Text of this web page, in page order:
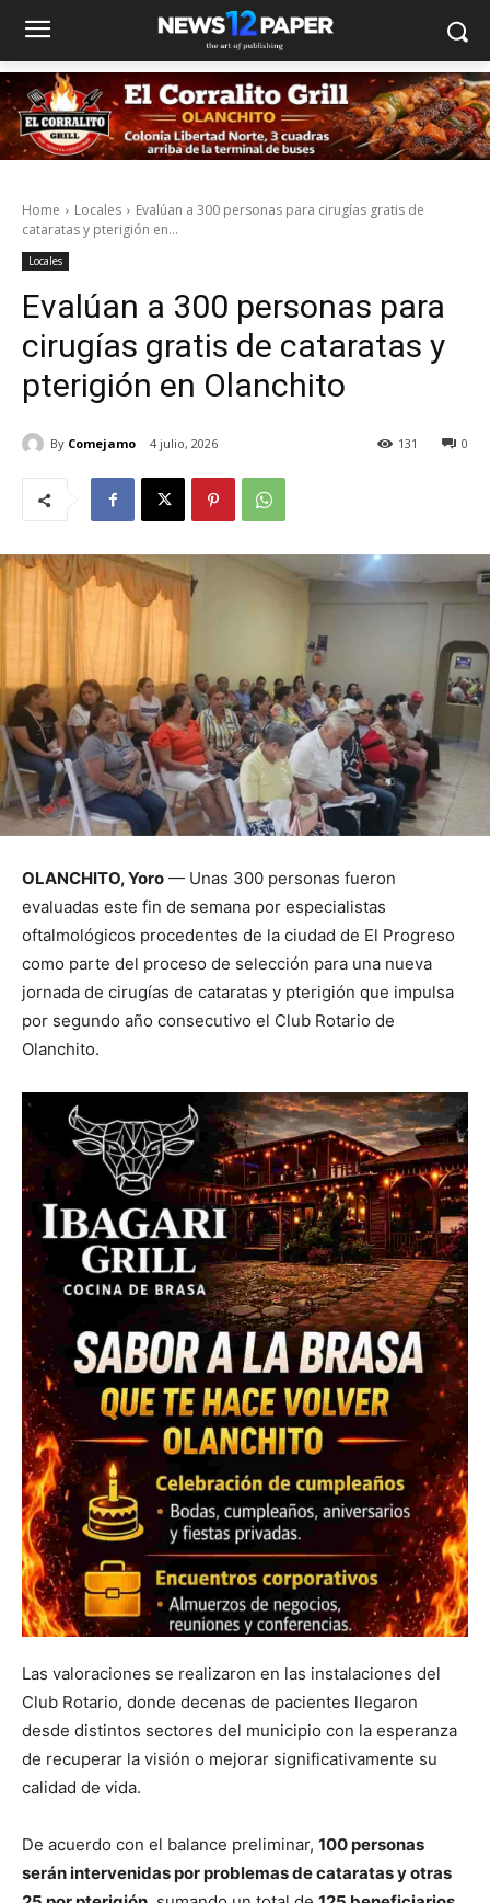
Home Locales
Evalúan a 300 personas para cirugías gratis de
cataratas y pterigión en...
Locales
Evalúan a 300 personas para
cirugías gratis de cataratas y
pterigión en Olanchito
By Comejamo 4 julio, 2026 0
131
OLANCHITO, Yoro — Unas 300 personas fueron
evaluadas este fin de semana por especialistas
oftalmológicos procedentes de la ciudad de El Progreso
como parte del proceso de selección para una nueva
jornada de cirugías de cataratas y pterigión que impulsa
por segundo año consecutivo el Club Rotario de
Olanchito.
Las valoraciones se realizaron en las instalaciones del
Club Rotario, donde decenas de pacientes llegaron
desde distintos sectores del municipio con la esperanza
de recuperar la visión o mejorar significativamente su
calidad de vida.
De acuerdo con el balance preliminar, 100 personas
serán intervenidas por problemas de cataratas y otras